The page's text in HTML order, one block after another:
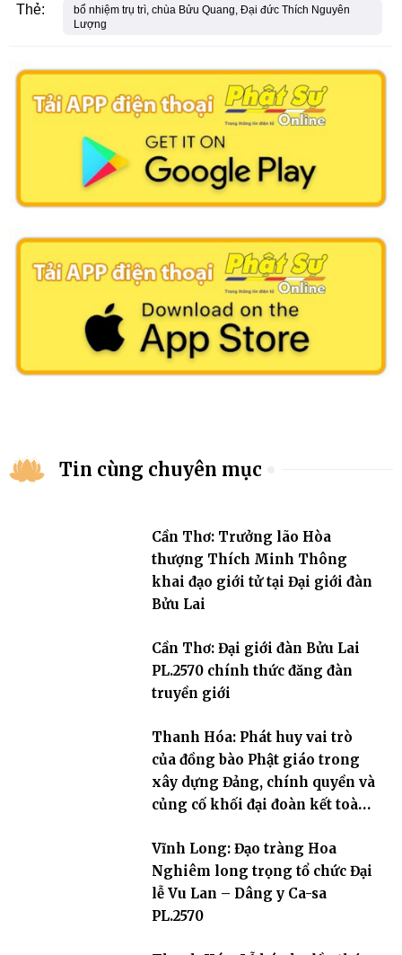
Thẻ:
bổ nhiệm trụ trì, chùa Bửu Quang, Đại đức Thích Nguyên
Lượng
Tin cùng chuyên mục
Cần Thơ: Trưởng lão Hòa
thượng Thích Minh Thông
khai đạo giới tử tại Đại giới đàn
Bửu Lai
Cần Thơ: Đại giới đàn Bửu Lai
PL.2570 chính thức đăng đàn
truyền giới
Thanh Hóa: Phát huy vai trò
của đồng bào Phật giáo trong
xây dựng Đảng, chính quyền và
củng cố khối đại đoàn kết toàn
Vĩnh Long: Đạo tràng Hoa
Nghiêm long trọng tổ chức Đại
lễ Vu Lan – Dâng y Ca-sa
PL.2570